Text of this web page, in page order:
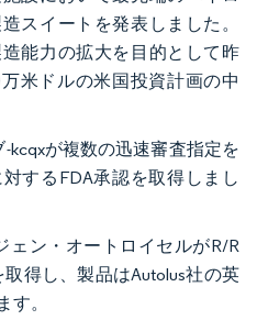
スイートを発表しました。
能力の拡大を目的として昨
米ドルの米国投資計画の中
kcqxが複数の迅速審査指定を
するFDA承認を取得しまし
ェン・オートロイセルがR/R
得し、製品はAutolus社の英
す。